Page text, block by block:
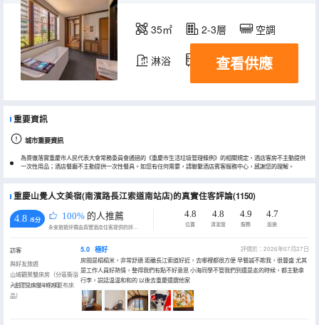
35㎡ 2-3層 空調
淋浴 冰箱查看供應
重要資訊
城市重要資訊
為貫徹落實重慶市人民代表大會常務委員會通過的《重慶市生活垃圾管理條例》的相關規定，酒店客房不主動提供
一次性用品；酒店餐廳不主動提供一次性餐具。如您有任何需要，請聯繫酒店賓客服務中心，感謝您的理解。
重慶山覺人文美宿(南濱路長江索道南站店)的真實住客評論(1150)
4.8 /5分 100% 的人推薦
永安旅遊評價由真實酒店住客提供的評價。
4.8
位置
4.8
清潔度
4.9
服務
4.7
設施
訪客
與好友旅遊
山城觀景雙床房（分區衞浴
+金可兒床墊+棉麻夏布床
品）
入住於2026年07月
5.0 極好
評價於：2026年07月27日
房間是榻榻米，非常舒適 距離長江索道好近，去哪裡都很方便 早餐誠不欺我，很豐盛 尤其
是工作人員好熱情，整得我們有點不好意思 小海同學不管我們到還是走的時候，都主動拿
行李，説話温温和和的 以後去重慶還選他家